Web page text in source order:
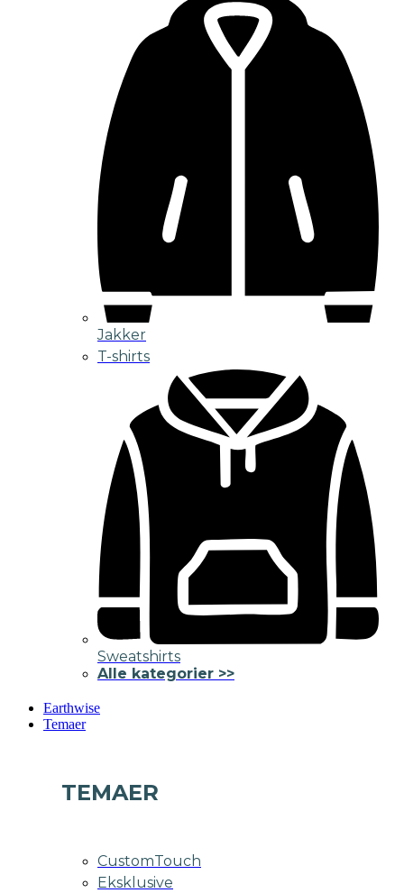
Jakker
T-shirts
Sweatshirts
Alle kategorier >>
Earthwise
Temaer
TEMAER
CustomTouch
Eksklusive